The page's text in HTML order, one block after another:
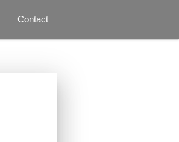
Contact